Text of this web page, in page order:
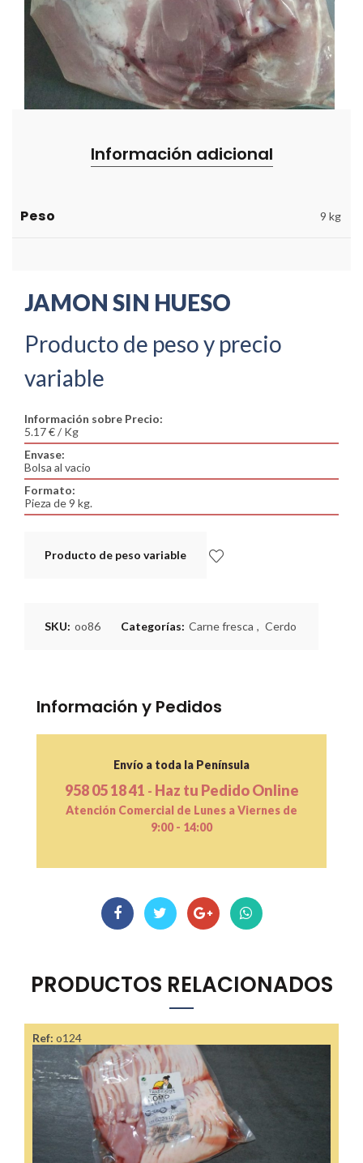
Información adicional
Peso 9 kg
JAMON SIN HUESO
Producto de peso y precio
variable
Información sobre Precio:
5.17 € / Kg
Envase:
Bolsa al vacio
Formato:
Pieza de 9 kg.
Producto de peso variable
SKU: oo86 Categorías: Carne fresca , Cerdo
Información y Pedidos
Envío a toda la Península
958 05 18 41 - Haz tu Pedido Online
Atención Comercial de Lunes a Viernes de
9:00 - 14:00
PRODUCTOS RELACIONADOS
Ref: o124